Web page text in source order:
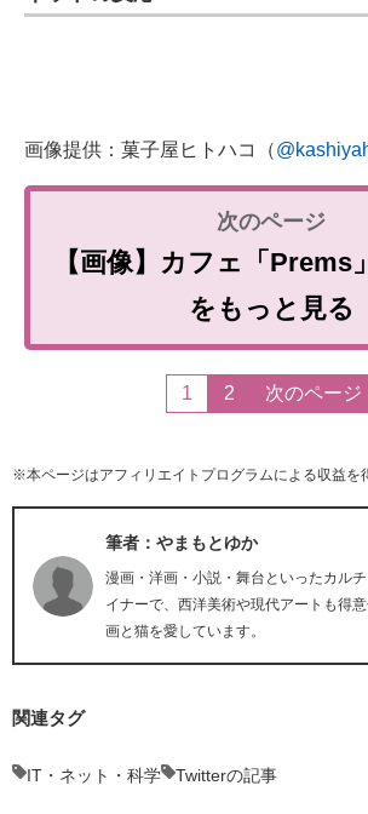
画像提供：菓子屋ヒトハコ（
【画像】カフェ「Prems
をもっと見る
1 2 次のページ
※本ページはアフィリエイトプログラムによる収益を
筆者：やまもとゆか
漫画・洋画・小説・舞台といったカル
イナーで、西洋美術や現代アートも得
画と猫を愛しています。
関連タグ
IT・ネット・科学 Twitterの記事